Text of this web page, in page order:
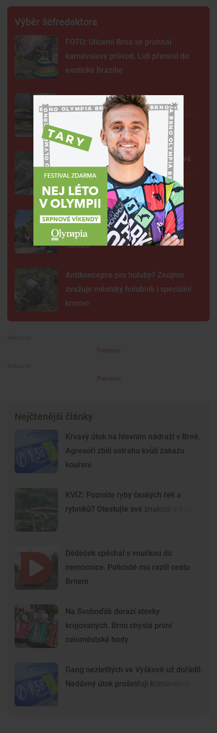
Výběr šéfredaktora
FOTO: Ulicemi Brna se prohnal
karnevalový průvod. Lidi přenesl do
exotické Brazílie
Neobvyklá pacientka u svaté Anny.
Lékaři vyšetřili 700 let starou madonu
Žába sedí na prameni a bublá. Nová
fontána oživila parčík v Žabovřeskách
Brňané zasedli k dlouhému stolu.
Přinesli domácí dobroty i veselou
náladu
Antikoncepce pro holuby? Znojmo
zvažuje městský holubník i speciální
krmivo
Premium
Premium
Nejčtenější články
Krvavý útok na hlavním nádraží v Brně.
Agresoři zbili ostrahu kvůli zákazu
kouření
KVÍZ: Poznáte ryby českých řek a
rybníků? Otestujte své znalosti v kvízu
Dědeček spěchal s vnučkou do
nemocnice. Policisté mu razili cestu
Brnem
Na Svoboďák dorazí stovky
krojovaných. Brno chystá první
celoměstské hody
Gang nezletilých ve Vyškově už dořádil.
Nedávný útok prošetřují kriminalisté